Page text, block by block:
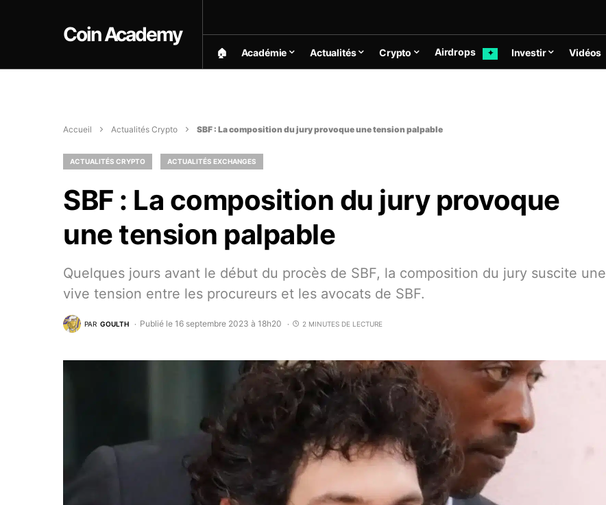
Coin Academy
🏠︎ Académie Actualités Crypto Airdrops ✦ Investir Vidéos
Accueil Actualités Crypto SBF : La composition du jury provoque une tension palpable
ACTUALITÉS CRYPTO ACTUALITÉS EXCHANGES
SBF : La composition du jury provoque
une tension palpable
Quelques jours avant le début du procès de SBF, la composition du jury suscite une
vive tension entre les procureurs et les avocats de SBF.
PAR GOULTH Publié le 16 septembre 2023 à 18h20 2 MINUTES DE LECTURE